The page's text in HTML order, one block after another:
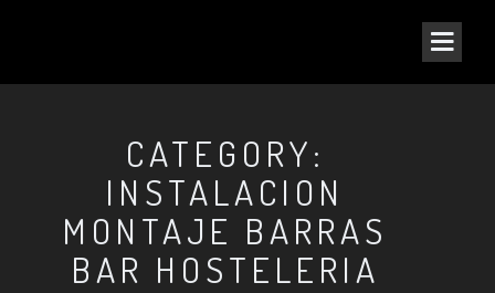
CATEGORY:
INSTALACION
MONTAJE BARRAS
BAR HOSTELERIA